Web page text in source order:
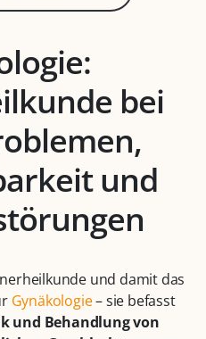
bei
und
und damit das
Gynäkologie– sie befasst
und Behandlung von